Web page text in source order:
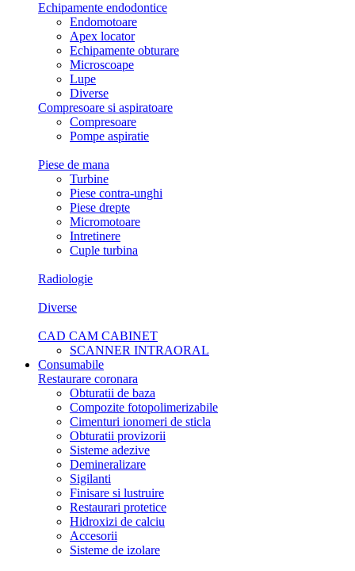
Echipamente endodontice
Endomotoare
Apex locator
Echipamente obturare
Microscoape
Lupe
Diverse
Compresoare si aspiratoare
Compresoare
Pompe aspiratie
Piese de mana
Turbine
Piese contra-unghi
Piese drepte
Micromotoare
Intretinere
Cuple turbina
Radiologie
Diverse
CAD CAM CABINET
SCANNER INTRAORAL
Consumabile
Restaurare coronara
Obturatii de baza
Compozite fotopolimerizabile
Cimenturi ionomeri de sticla
Obturatii provizorii
Sisteme adezive
Demineralizare
Sigilanti
Finisare si lustruire
Restaurari protetice
Hidroxizi de calciu
Accesorii
Sisteme de izolare